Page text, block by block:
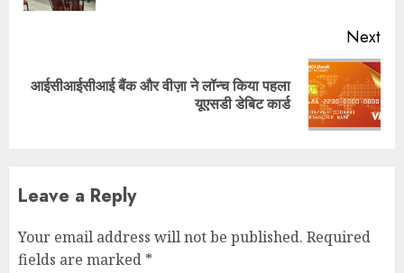
Next
Next
आईसीआईसीआई बैंक और वीज़ा ने लॉन्च किया पहला
यूएसडी डेबिट कार्ड
Leave a Reply
Your email address will not be published. Required
fields are marked *